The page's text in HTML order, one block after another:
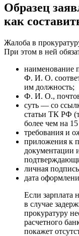
Образец
как
Жалоба в
При этом в ней
наименование
Ф. И. О.
им должность;
Ф. И. О.,
суть — со
статьи ТК РФ
более чем на
требования и
приложения к
документации
личная
дата
Если зарплата
в случае
прокуратуру
расчетного
покажет